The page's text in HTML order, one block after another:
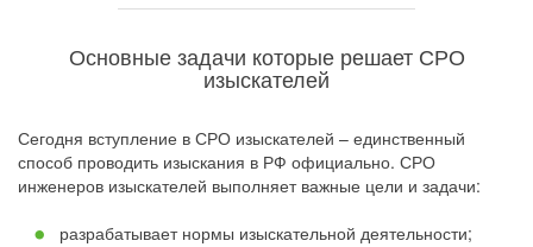
Основные задачи которые решает СРО
изыскателей
Сегодня вступление в СРО изыскателей – единственный
способ проводить изыскания в РФ официально. СРО
инженеров изыскателей выполняет важные цели и задачи:
разрабатывает нормы изыскательной деятельности;